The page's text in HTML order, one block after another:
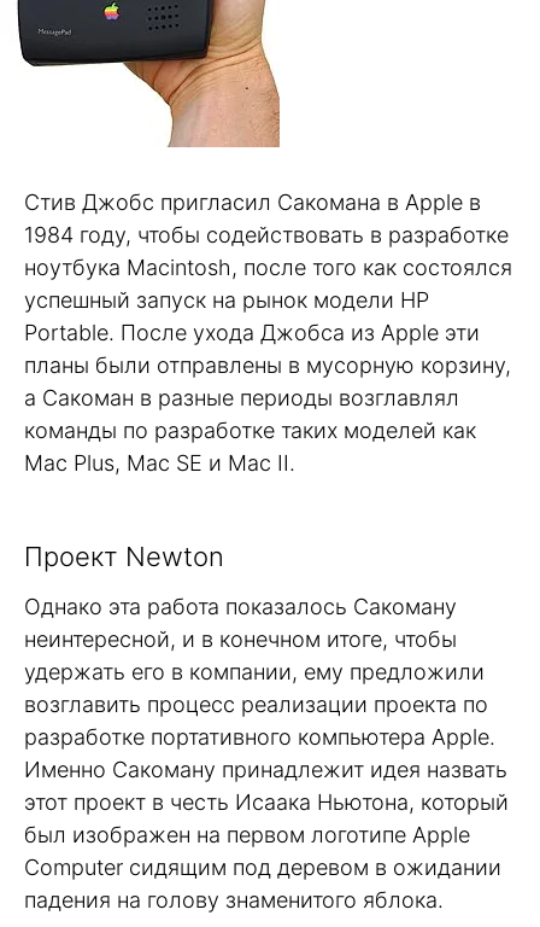
Стив Джобс пригласил Сакомана в Apple в
1984 году, чтобы содействовать в разработке
ноутбука Macintosh, после того как состоялся
успешный запуск на рынок модели HP
Portable. После ухода Джобса из Apple эти
планы были отправлены в мусорную корзину,
а Сакоман в разные периоды возглавлял
команды по разработке таких моделей как
Mac Plus, Mac SE и Mac II.
Проект Newton
Однако эта работа показалось Сакоману
неинтересной, и в конечном итоге, чтобы
удержать его в компании, ему предложили
возглавить процесс реализации проекта по
разработке портативного компьютера Apple.
Именно Сакоману принадлежит идея назвать
этот проект в честь Исаака Ньютона, который
был изображен на первом логотипе Apple
Computer сидящим под деревом в ожидании
падения на голову знаменитого яблока.